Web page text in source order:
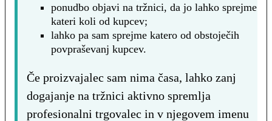
ponudbo objavi na tržnici, da jo lahko sprejme
kateri koli od kupcev;
lahko pa sam sprejme katero od obstoječih
povpraševanj kupcev.
Če proizvajalec sam nima časa, lahko zanj
dogajanje na tržnici aktivno spremlja
profesionalni trgovalec in v njegovem imenu